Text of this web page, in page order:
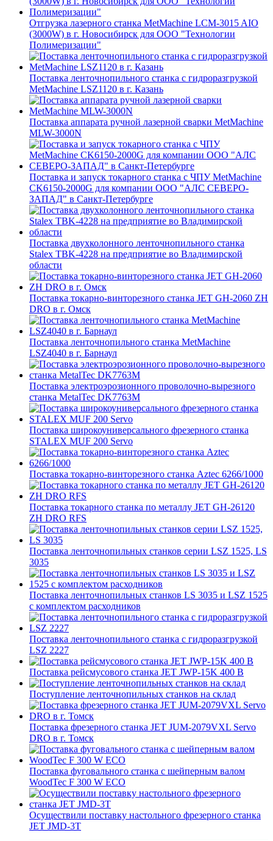
Отгрузка лазерного станка MetMachine LCM-3015 AIO
(3000W) в г. Новосибирск для ООО "Технологии
Полимеризации"
Поставка ленточнопильного станка c гидроразгрузкой
MetMachine LSZ1120 в г. Казань
Поставка аппарата ручной лазерной сварки MetMachine
MLW-3000N
Поставка и запуск токарного станка с ЧПУ MetMachine
CK6150-2000G для компании ООО "АЛС СЕВЕРО-
ЗАПАД" в Санкт-Петербурге
Поставка двухколонного ленточнопильного станка
Stalex TBK-4228 на предприятие во Владимирской
области
Поставка токарно-винторезного станка JET GH-2060 ZH
DRO в г. Омск
Поставка ленточнопильного станка MetMachine
LSZ4040 в г. Барнаул
Поставка электроэрозионного проволочно-вырезного
станка MetalTec DK7763M
Поставка широкоуниверсального фрезерного станка
STALEX MUF 200 Servo
Поставка токарно-винторезного станка Aztec 6266/1000
Поставка токарного станка по металлу JET GH-26120
ZH DRO RFS
Поставка ленточнопильных станков серии LSZ 1525, LS
3035
Поставка ленточнопильных станков LS 3035 и LSZ 1525
с комплектом расходников
Поставка ленточнопильного станка c гидроразгрузкой
LSZ 2227
Поставка рейсмусового станка JET JWP-15K 400 В
Поступление ленточнопильных станков на склад
Поставка фрезерного станка JET JUM-2079VXL Servo
DRO в г. Томск
Поставка фуговального станка с шейперным валом
WoodTec F 300 W ECO
Осуществили поставку настольного фрезерного станка
JET JMD-3T